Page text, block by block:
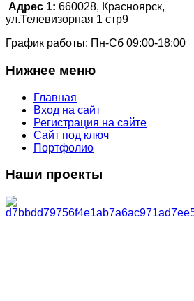
Адрес 1: 660028, Красноярск,
ул.Телевизорная 1 стр9
График работы: Пн-Сб 09:00-18:00
Нижнее меню
Главная
Вход на сайт
Регистрация на сайте
Сайт под ключ
Портфолио
Наши проекты